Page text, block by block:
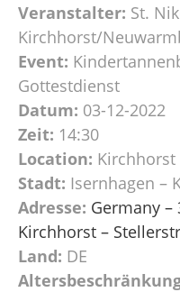
Veranstalter: St.
Kirchhorst/
Event:
Gottestdienst
Datum: 03-12-2022
Zeit: 14:30
Location: Kirchhorst
Stadt: Isernhagen –
Adresse: Germany –
Kirchhorst –
Land: DE